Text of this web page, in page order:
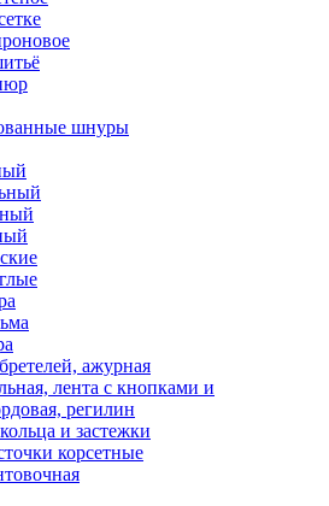
шнуры
ажурная
лента с кнопками и
регилин
и застежки
корсетные